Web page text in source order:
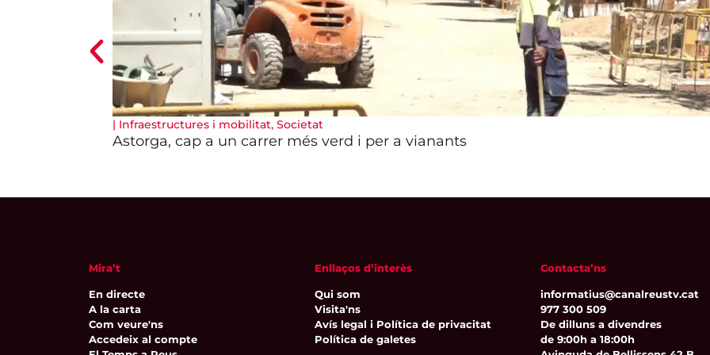
| Infraestructures i mobilitat, Societat
Astorga, cap a un carrer més verd i per a vianants
Mira’t
En directe
A la carta
Com veure'ns
Accedeix al compte
Enllaços d’interès
Qui som
Visita'ns
Avís legal i Política de privacitat
Política de galetes
Contacta’ns
informatius@canalreustv.cat
977 300 509
De dilluns a divendres
de 9:00h a 18:00h